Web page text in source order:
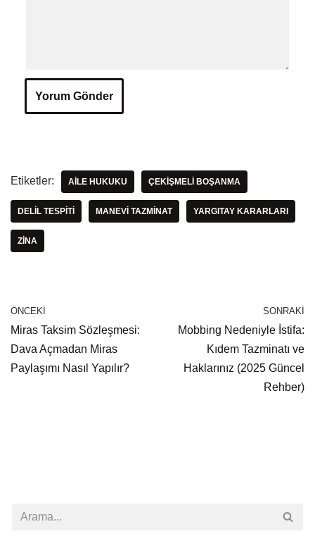
Etiketler: AILE HUKUKU ÇEKIŞMELI BOŞANMA
DELIL TESPITI MANEVI TAZMINAT YARGITAY KARARLARI
ZINA
ÖNCEKI
Miras Taksim Sözleşmesi:
Dava Açmadan Miras
Paylaşımı Nasıl Yapılır?
SONRAKI
Mobbing Nedeniyle İstifa:
Kıdem Tazminatı ve
Haklarınız (2025 Güncel
Rehber)